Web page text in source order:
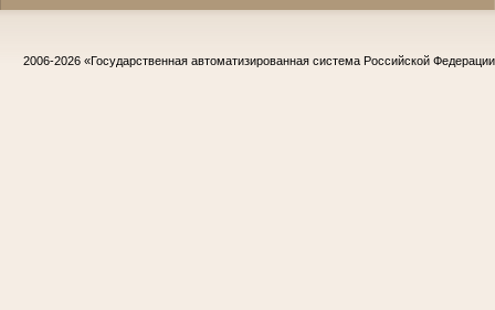
2006-2026 «Государственная автоматизированная система Российской